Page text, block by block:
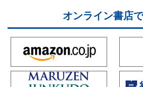
オンライン書店